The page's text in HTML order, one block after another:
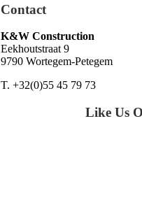
Contact
K&W Construction
Eekhoutstraat 9
9790 Wortegem-Petegem
T. +32(0)55 45 79 73
Like Us